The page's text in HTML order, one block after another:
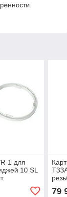
1 для
10 SL
79